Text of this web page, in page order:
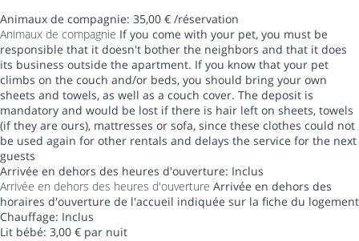
Animaux de compagnie: 35,00 € /réservation
Animaux de compagnie If you come with your pet, you must be
responsible that it doesn't bother the neighbors and that it does
its business outside the apartment. If you know that your pet
climbs on the couch and/or beds, you should bring your own
sheets and towels, as well as a couch cover. The deposit is
mandatory and would be lost if there is hair left on sheets, towels
(if they are ours), mattresses or sofa, since these clothes could not
be used again for other rentals and delays the service for the next
guests
Arrivée en dehors des heures d'ouverture: Inclus
Arrivée en dehors des heures d'ouverture Arrivée en dehors des
horaires d'ouverture de l'accueil indiquée sur la fiche du logement
Chauffage: Inclus
Lit bébé: 3,00 € par nuit